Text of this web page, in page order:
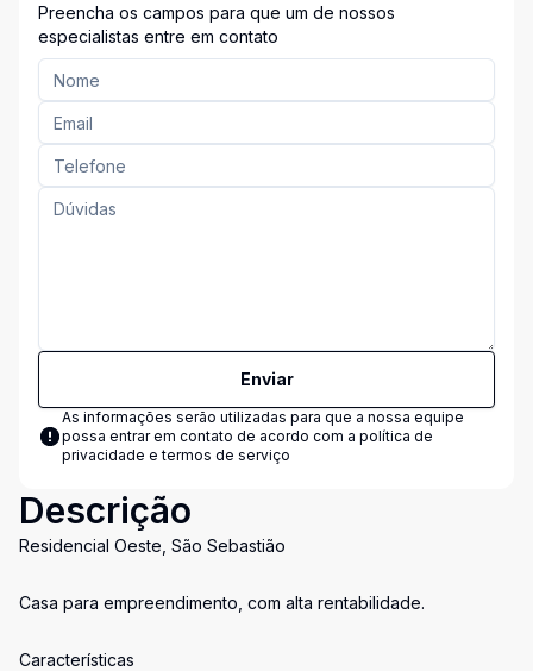
Preencha os campos para que um de nossos
especialistas entre em contato
Enviar
As informações serão utilizadas para que a nossa equipe
possa entrar em contato de acordo com a política de
privacidade e termos de serviço
Descrição
Residencial Oeste, São Sebastião
Casa para empreendimento, com alta rentabilidade.
Características